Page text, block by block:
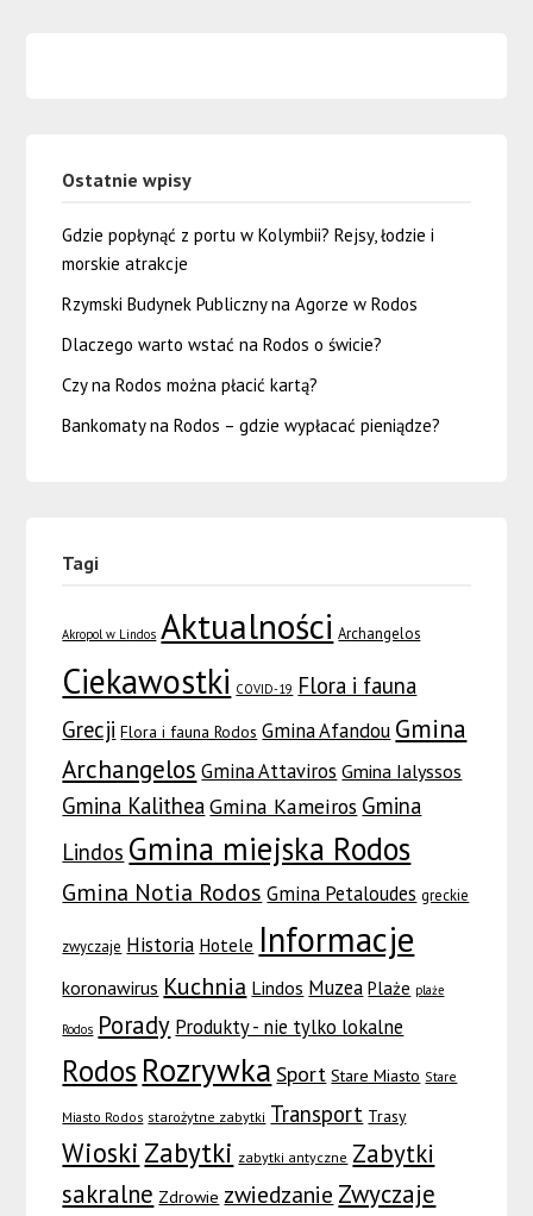
Ostatnie wpisy
Gdzie popłynąć z portu w Kolymbii? Rejsy, łodzie i
morskie atrakcje
Rzymski Budynek Publiczny na Agorze w Rodos
Dlaczego warto wstać na Rodos o świcie?
Czy na Rodos można płacić kartą?
Bankomaty na Rodos – gdzie wypłacać pieniądze?
Tagi
Akropol w Lindos Aktualności Archangelos
Ciekawostki COVID-19 Flora i fauna
Grecji Flora i fauna Rodos Gmina Afandou Gmina
Archangelos Gmina Attaviros Gmina Ialyssos
Gmina Kalithea Gmina Kameiros Gmina
Lindos Gmina miejska Rodos
Gmina Notia Rodos Gmina Petaloudes greckie
zwyczaje Historia Hotele Informacje
koronawirus Kuchnia Lindos Muzea Plaże plaże
Rodos Porady Produkty - nie tylko lokalne
Rodos Rozrywka Sport Stare Miasto Stare
Miasto Rodos starożytne zabytki Transport Trasy
Wioski Zabytki zabytki antyczne Zabytki
sakralne Zdrowie zwiedzanie Zwyczaje